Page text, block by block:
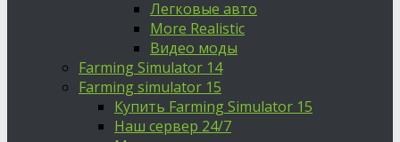
Легковые авто
More Realistic
Видео моды
Farming Simulator 14
Farming simulator 15
Купить Farming Simulator 15
Наш сервер 24/7